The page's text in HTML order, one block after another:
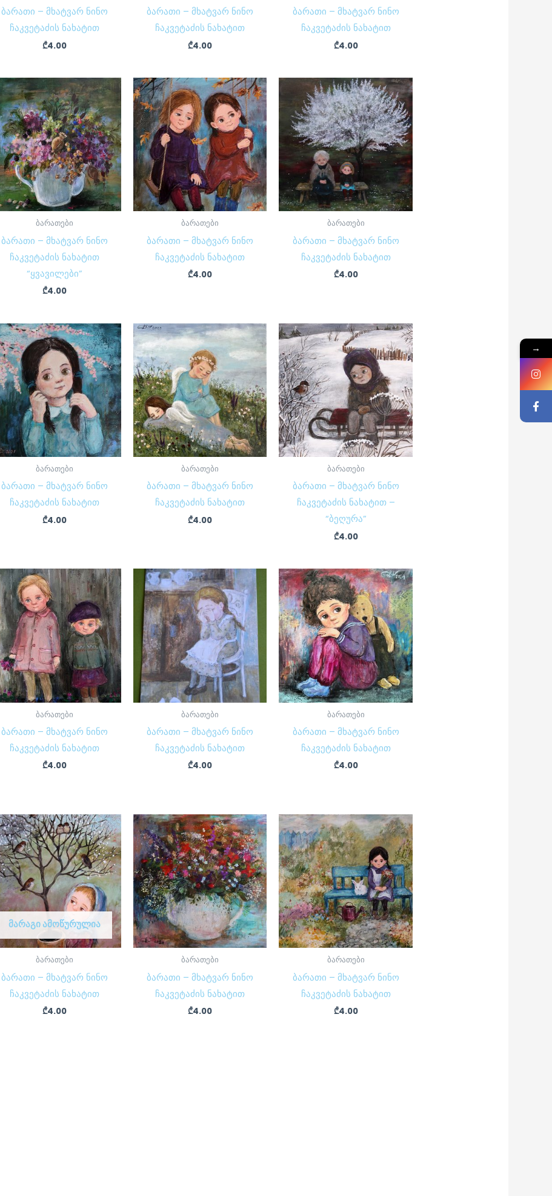
ბარათი – მხატვარ ნინო
ჩაკვეტაძის ნახატით
₾4.00
ბარათი – მხატვარ ნინო
ჩაკვეტაძის ნახატით
₾4.00
ბარათი – მხატვარ ნინო
ჩაკვეტაძის ნახატით
₾4.00
ბარათები
ბარათი – მხატვარ ნინო
ჩაკვეტაძის ნახატით
“ყვავილები”
₾4.00
ბარათები
ბარათი – მხატვარ ნინო
ჩაკვეტაძის ნახატით
₾4.00
ბარათები
ბარათი – მხატვარ ნინო
ჩაკვეტაძის ნახატით
₾4.00
ბარათები
ბარათი – მხატვარ ნინო
ჩაკვეტაძის ნახატით
₾4.00
ბარათები
ბარათი – მხატვარ ნინო
ჩაკვეტაძის ნახატით
₾4.00
ბარათები
ბარათი – მხატვარ ნინო
ჩაკვეტაძის ნახატით –
“ბეღურა”
₾4.00
ბარათები
ბარათი – მხატვარ ნინო
ჩაკვეტაძის ნახატით
₾4.00
ბარათები
ბარათი – მხატვარ ნინო
ჩაკვეტაძის ნახატით
₾4.00
ბარათები
ბარათი – მხატვარ ნინო
ჩაკვეტაძის ნახატით
₾4.00
ᲛᲐᲠᲐᲒᲘ ᲐᲛᲝᲬᲣᲠᲣᲚᲘᲐ
ბარათები
ბარათი – მხატვარ ნინო
ჩაკვეტაძის ნახატით
₾4.00
ბარათები
ბარათი – მხატვარ ნინო
ჩაკვეტაძის ნახატით
₾4.00
ბარათები
ბარათი – მხატვარ ნინო
ჩაკვეტაძის ნახატით
₾4.00
→